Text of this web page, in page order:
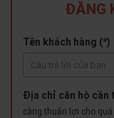
ĐĂNG
Tên khách hàng (*)
Địa chỉ căn hộ cần
càng thuận lợi cho